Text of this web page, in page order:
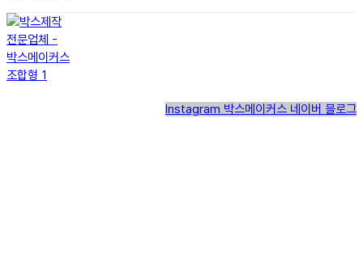
Instagram 박스메이커스 네이버 블로그